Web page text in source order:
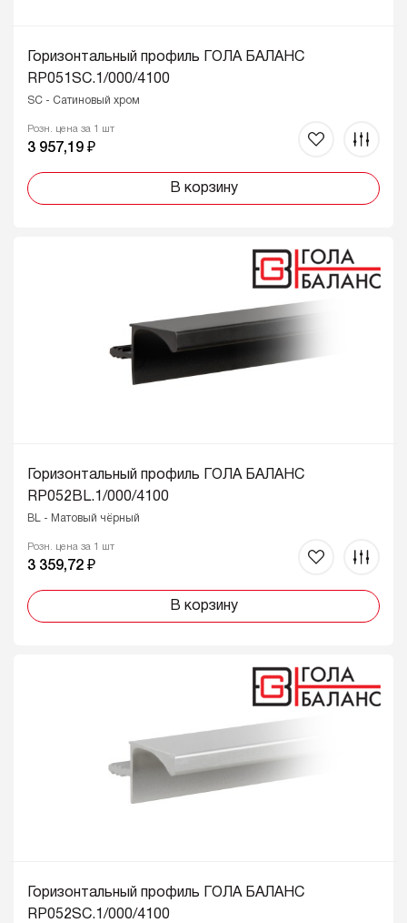
Горизонтальный профиль ГОЛА БАЛАНС
RP051SC.1/000/4100
SC - Сатиновый хром
Розн. цена за 1 шт
3 957,19 ₽
В корзину
Горизонтальный профиль ГОЛА БАЛАНС
RP052BL.1/000/4100
BL - Матовый чёрный
Розн. цена за 1 шт
3 359,72 ₽
В корзину
Горизонтальный профиль ГОЛА БАЛАНС
RP052SC.1/000/4100